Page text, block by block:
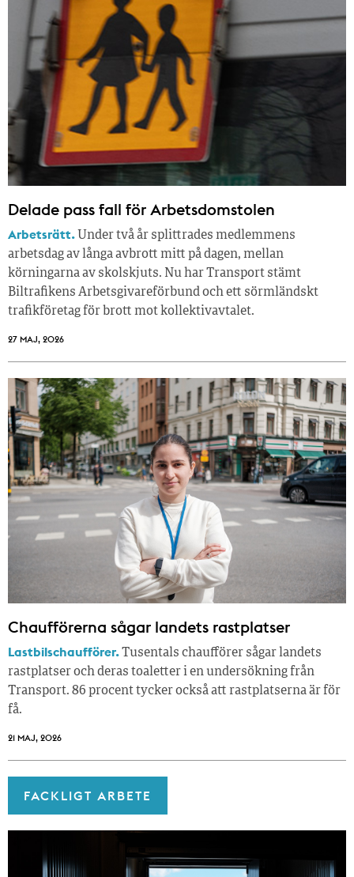
Delade pass fall för Arbetsdomstolen
Arbetsrätt. Under två år splittrades medlemmens
arbetsdag av långa avbrott mitt på dagen, mellan
körningarna av skolskjuts. Nu har Transport stämt
Biltrafikens Arbetsgivareförbund och ett sörmländskt
trafikföretag för brott mot kollektivavtalet.
27 MAJ, 2026
Chaufförerna sågar landets rastplatser
Lastbilschaufförer.Tusentals chaufförer sågar landets
rastplatser och deras toaletter i en undersökning från
Transport. 86 procent tycker också att rastplatserna är för
få.
21 MAJ, 2026
FACKLIGT ARBETE